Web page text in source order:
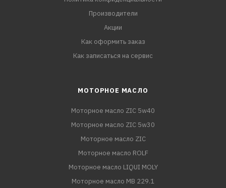
Производители
Акции
Как оформить заказ
Как записаться на сервис
МОТОРНОЕ МАСЛО
Моторное масло ZIC 5w40
Моторное масло ZIC 5w30
Моторное масло ZIC
Моторное масло ROLF
Моторное масло LIQUI MOLY
Моторное масло MB 229.1